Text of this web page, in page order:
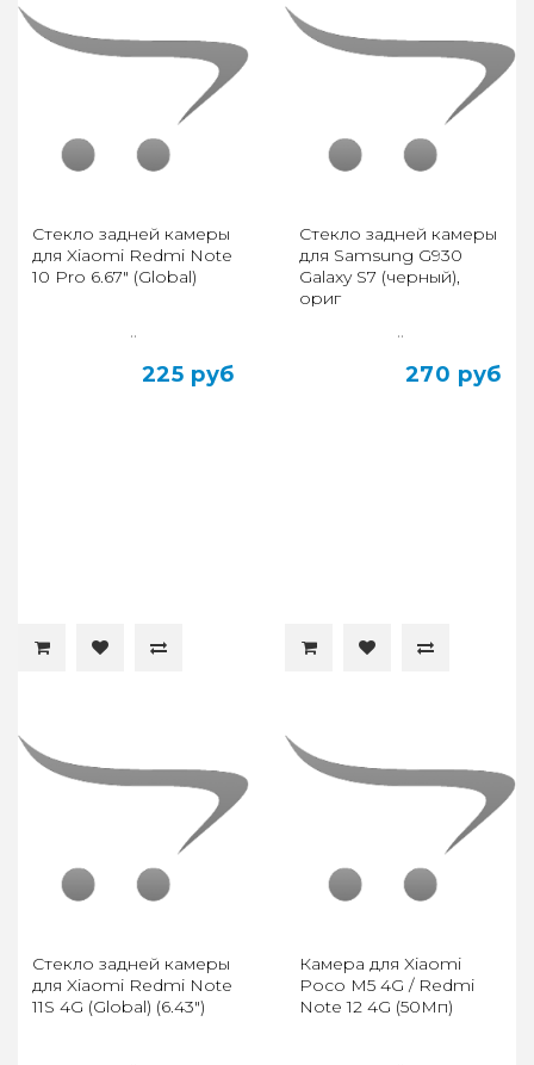
Стекло задней камеры
для Xiaomi Redmi Note
10 Pro 6.67" (Global)
..
225 руб
Стекло задней камеры
для Samsung G930
Galaxy S7 (черный),
ориг
..
270 руб
Стекло задней камеры
для Xiaomi Redmi Note
11S 4G (Global) (6.43")
Камера для Xiaomi
Poco M5 4G / Redmi
Note 12 4G (50Мп)